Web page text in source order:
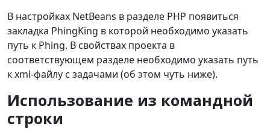
В настройках NetBeans в разделе PHP появиться
закладка PhingKing в которой необходимо указать
путь к Phing. В свойствах проекта в
соответствующем разделе необходимо указать путь
к xml-файлу с задачами (об этом чуть ниже).
Использование из командной
строки